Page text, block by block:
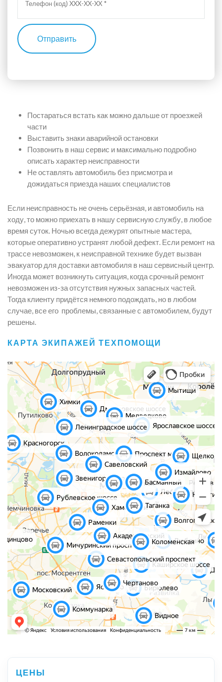
Отправить
Постараться встать как можно дальше от проезжей
части
Выставить знаки аварийной остановки
Позвонить в наш сервис и максимально подробно
описать характер неисправности
Не оставлять автомобиль без присмотра и
дожидаться приезда наших специалистов
Если неисправность не очень серьёзная, и автомобиль на
ходу, то можно приехать в нашу сервисную службу, в любое
время суток. Ночью всегда дежурят опытные мастера,
которые оперативно устранят любой дефект. Если ремонт на
трассе невозможен, к неисправной технике будет вызван
эвакуатор для доставки автомобиля в наш сервисный центр.
Иногда может возникнуть ситуация, когда срочный ремонт
невозможен из-за отсутствия нужных запасных частей.
Тогда клиенту придётся немного подождать, но в любом
случае, все его проблемы, связанные с автомобилем, будут
решены.
КАРТА ЭКИПАЖЕЙ ТЕХПОМОЩИ